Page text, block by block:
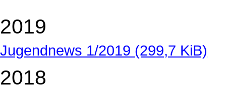
2019
Jugendnews 1/2019 (299,7 KiB)
2018